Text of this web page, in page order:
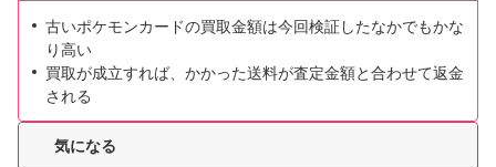
古いポケモンカードの買取金額は今回検証したなかでもかな
り高い
買取が成立すれば、かかった送料が査定金額と合わせて返金
される
気になる